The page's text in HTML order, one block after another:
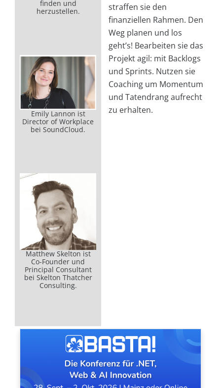
finden und
herzustellen.
Emily Lannon ist
Director of Workplace
bei SoundCloud.
Matthew Skelton ist
Co-Founder und
Principal Consultant
bei Skelton Thatcher
Consulting.
straffen sie den
finanziellen Rahmen. Den
Weg planen und los
geht’s! Bearbeiten sie das
Projekt agil: mit Backlogs
und Sprints. Nutzen sie
Coaching um Momentum
und Tatendrang aufrecht
zu erhalten.